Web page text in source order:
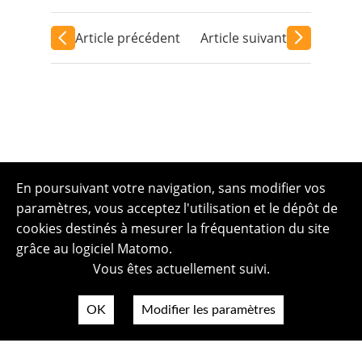
Article précédent Article suivant
En poursuivant votre navigation, sans modifier vos
paramètres, vous acceptez l'utilisation et le dépôt de
cookies destinés à mesurer la fréquentation du site
grâce au logiciel Matomo.
Vous êtes actuellement suivi.
OK Modifier les paramètres